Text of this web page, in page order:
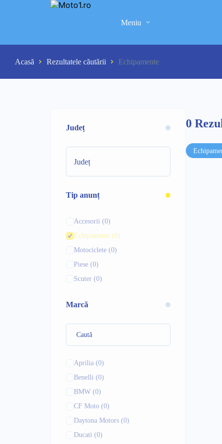
Meniu
Acasă Rezultatele căutării Echipamente
Județ
Tip anunț
Accesorii (0)
Echipamente (0)
Motociclete (0)
Piese (0)
Scuter (0)
Marcă
Aprilia (0)
Benelli (0)
BMW (0)
CF Moto (0)
Daytona Motors (0)
Ducati (0)
0